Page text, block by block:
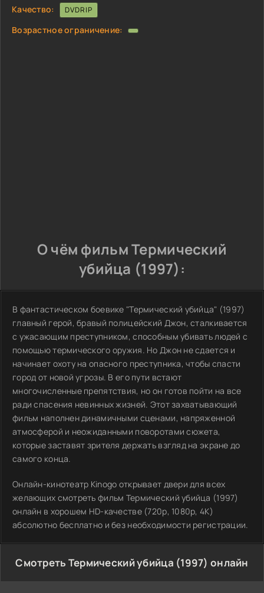
Качество:
DVDRIP
Возрастное ограничение:
О чём фильм Термический
убийца (1997):
В фантастическом боевике "Термический убийца" (1997)
главный герой, бравый полицейский Джон, сталкивается
с ужасающим преступником, способным убивать людей с
помощью термического оружия. Но Джон не сдается и
начинает охоту на опасного преступника, чтобы спасти
город от новой угрозы. В его пути встают
многочисленные препятствия, но он готов пойти на все
ради спасения невинных жизней. Этот захватывающий
фильм наполнен динамичными сценами, напряженной
атмосферой и неожиданными поворотами сюжета,
которые заставят зрителя держать взгляд на экране до
самого конца.
Онлайн-кинотеатр Kinogo открывает двери для всех
желающих смотреть фильм Термический убийца (1997)
онлайн в хорошем HD-качестве (720p, 1080p, 4K)
абсолютно бесплатно и без необходимости регистрации.
Смотреть Термический убийца (1997) онлайн